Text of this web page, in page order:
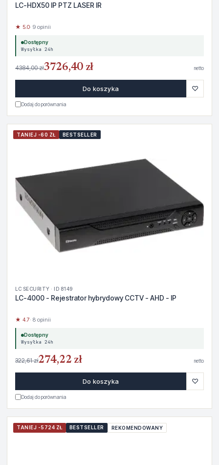
LC-HDX50 IP PTZ LASER IR
★ 5.0· 9 opinii
Dostępny
Wysyłka 24h
4384,00 zł3726,40 zł netto
Do koszyka ♡
Dodaj do porównania
TANIEJ -60 ZŁ BESTSELLER
LC SECURITY · ID 8149
LC-4000 - Rejestrator hybrydowy CCTV - AHD - IP
★ 4.7· 8 opinii
Dostępny
Wysyłka 24h
322,61 zł274,22 zł netto
Do koszyka ♡
Dodaj do porównania
TANIEJ -5724 ZŁ BESTSELLER REKOMENDOWANY